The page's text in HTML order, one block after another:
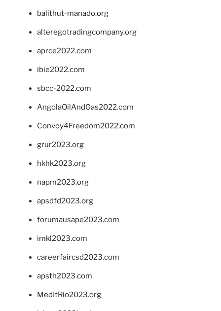
balithut-manado.org
alteregotradingcompany.org
aprce2022.com
ibie2022.com
sbcc-2022.com
AngolaOilAndGas2022.com
Convoy4Freedom2022.com
grur2023.org
hkhk2023.org
napm2023.org
apsdfd2023.org
forumausape2023.com
imkl2023.com
careerfaircsd2023.com
apsth2023.com
MedItRio2023.org